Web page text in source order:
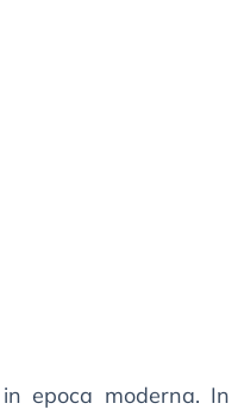
epoca moderna. In